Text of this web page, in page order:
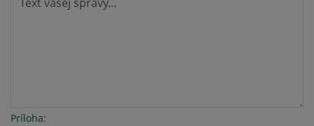
Príloha: